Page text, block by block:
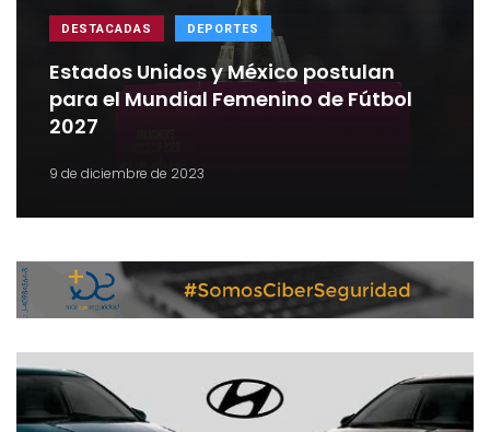
DESTACADAS DEPORTES
Estados Unidos y México postulan
para el Mundial Femenino de Fútbol
2027
9 de diciembre de 2023